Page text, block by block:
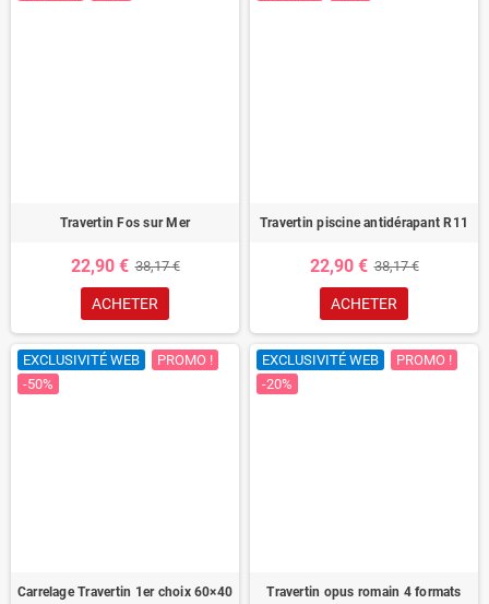
Travertin Fos sur Mer
22,90 € 38,17 €
ACHETER
Travertin piscine antidérapant R11
22,90 € 38,17 €
ACHETER
EXCLUSIVITÉ WEB
PROMO !
-50%
Carrelage Travertin 1er choix 60×40
EXCLUSIVITÉ WEB
PROMO !
-20%
Travertin opus romain 4 formats